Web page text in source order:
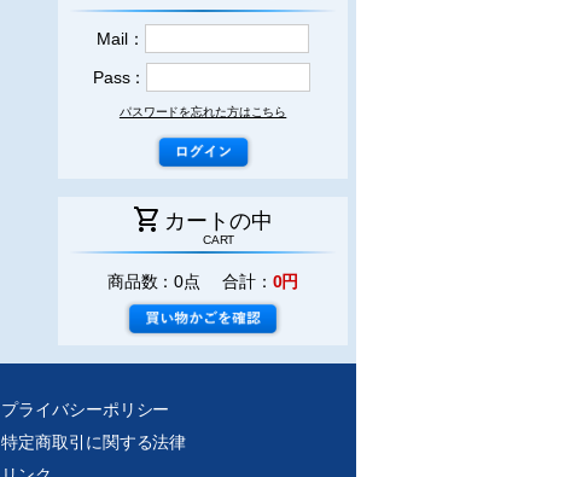
Mail：
Pass：
パスワードを忘れた方はこちら
shopping_cart カートの中
CART
商品数：0点 合計： 0円
プライバシーポリシー
特定商取引に関する法律